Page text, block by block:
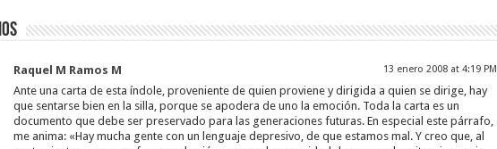
Raquel M Ramos M 13 enero 2008 at 4:19 PM
Ante una carta de esta índole, proveniente de quien proviene y dirigida a quien se dirige, hay
que sentarse bien en la silla, porque se apodera de uno la emoción. Toda la carta es un
documento que debe ser preservado para las generaciones futuras. En especial este párrafo,
me anima: «Hay mucha gente con un lenguaje depresivo, de que estamos mal. Y creo que, al